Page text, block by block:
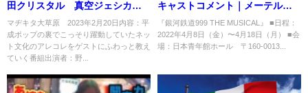
田クリスタル 真空ジェシカ川
北 2月20日
マヂキタ大草原 2023年2月20日内容：平
成ポップの裏でこっそり躍動していたネッ
ト文化のアレコレをゲストにふわっと教え
ていく番組出演者：野...
キャストコメント｜メーテル
役：神田沙也加
『銀河鉄道999 THE MUSICAL』 ■日程：
2022年4月8日（金）〜4月18日（月） ■会
場：日本青年館ホール 〒160-0013...